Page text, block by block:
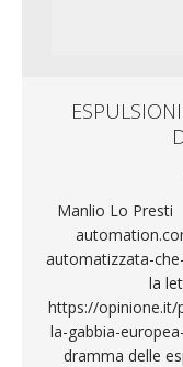
Manlio Lo Presti
automatizzata-
la
https://opinione.it/
la-gabbia-
dramma delle